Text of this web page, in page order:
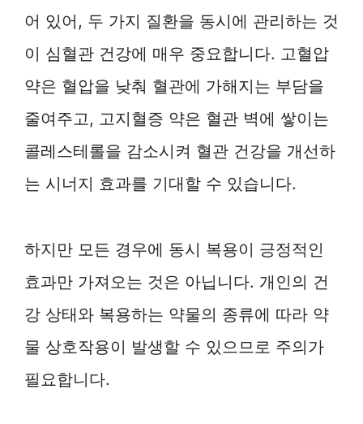
어 있어, 두 가지 질환을 동시에 관리하는 것
이 심혈관 건강에 매우 중요합니다. 고혈압
약은 혈압을 낮춰 혈관에 가해지는 부담을
줄여주고, 고지혈증 약은 혈관 벽에 쌓이는
콜레스테롤을 감소시켜 혈관 건강을 개선하
는 시너지 효과를 기대할 수 있습니다.
하지만 모든 경우에 동시 복용이 긍정적인
효과만 가져오는 것은 아닙니다. 개인의 건
강 상태와 복용하는 약물의 종류에 따라 약
물 상호작용이 발생할 수 있으므로 주의가
필요합니다.